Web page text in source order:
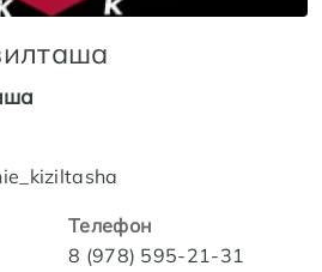
Телефон
8 (978) 595-21-31